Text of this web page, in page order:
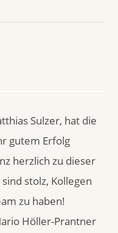
Sulzer, hat die
gutem Erfolg
herzlich zu dieser
stolz, Kollegen
zu haben!
Höller-Prantner